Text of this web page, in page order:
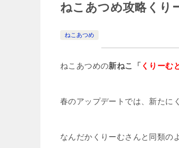
ねこあつめ攻略くり
ねこあつめ
ねこあつめの新ねこ「 くりーむ
春のアップデートでは、新たに
なんだかくりーむさんと同類の